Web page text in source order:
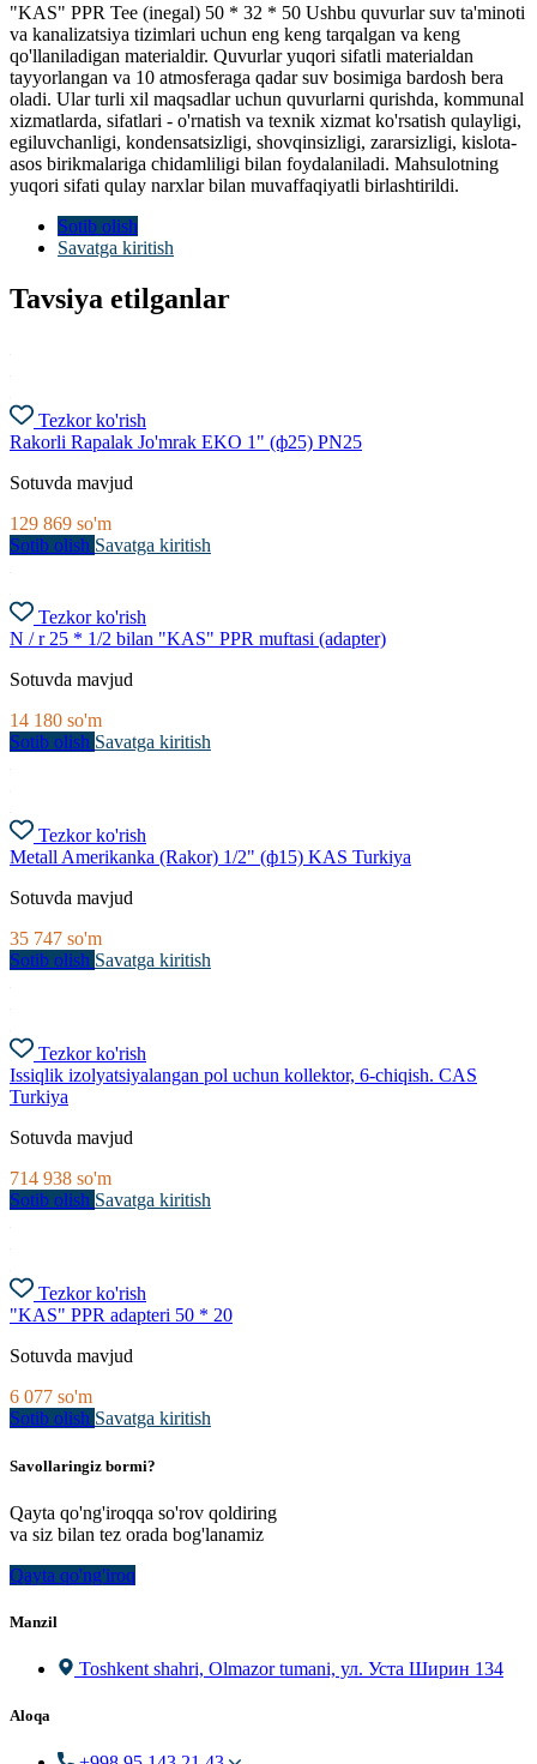
"KAS" PPR Tee (inegal) 50 * 32 * 50 Ushbu quvurlar suv ta'minoti
va kanalizatsiya tizimlari uchun eng keng tarqalgan va keng
qo'llaniladigan materialdir. Quvurlar yuqori sifatli materialdan
tayyorlangan va 10 atmosferaga qadar suv bosimiga bardosh bera
oladi. Ular turli xil maqsadlar uchun quvurlarni qurishda, kommunal
xizmatlarda, sifatlari - o'rnatish va texnik xizmat ko'rsatish qulayligi,
egiluvchanligi, kondensatsizligi, shovqinsizligi, zararsizligi, kislota-
asos birikmalariga chidamliligi bilan foydalaniladi. Mahsulotning
yuqori sifati qulay narxlar bilan muvaffaqiyatli birlashtirildi.
Sotib olish
Savatga kiritish
Tavsiya etilganlar
Tezkor ko'rish
Rakorli Rapalak Jo'mrak EKO 1" (ф25) PN25
Sotuvda mavjud
129 869 so'm
Sotib olish Savatga kiritish
Tezkor ko'rish
N / r 25 * 1/2 bilan "KAS" PPR muftasi (adapter)
Sotuvda mavjud
14 180 so'm
Sotib olish Savatga kiritish
Tezkor ko'rish
Metall Amerikanka (Rakor) 1/2" (ф15) KAS Turkiya
Sotuvda mavjud
35 747 so'm
Sotib olish Savatga kiritish
Tezkor ko'rish
Issiqlik izolyatsiyalangan pol uchun kollektor, 6-chiqish. CAS
Turkiya
Sotuvda mavjud
714 938 so'm
Sotib olish Savatga kiritish
Tezkor ko'rish
"KAS" PPR adapteri 50 * 20
Sotuvda mavjud
6 077 so'm
Sotib olish Savatga kiritish
Savollaringiz bormi?
Qayta qo'ng'iroqqa so'rov qoldiring
va siz bilan tez orada bog'lanamiz
Qayta qo'ng'iroq
Manzil
Toshkent shahri, Olmazor tumani, ул. Уста Ширин 134
Aloqa